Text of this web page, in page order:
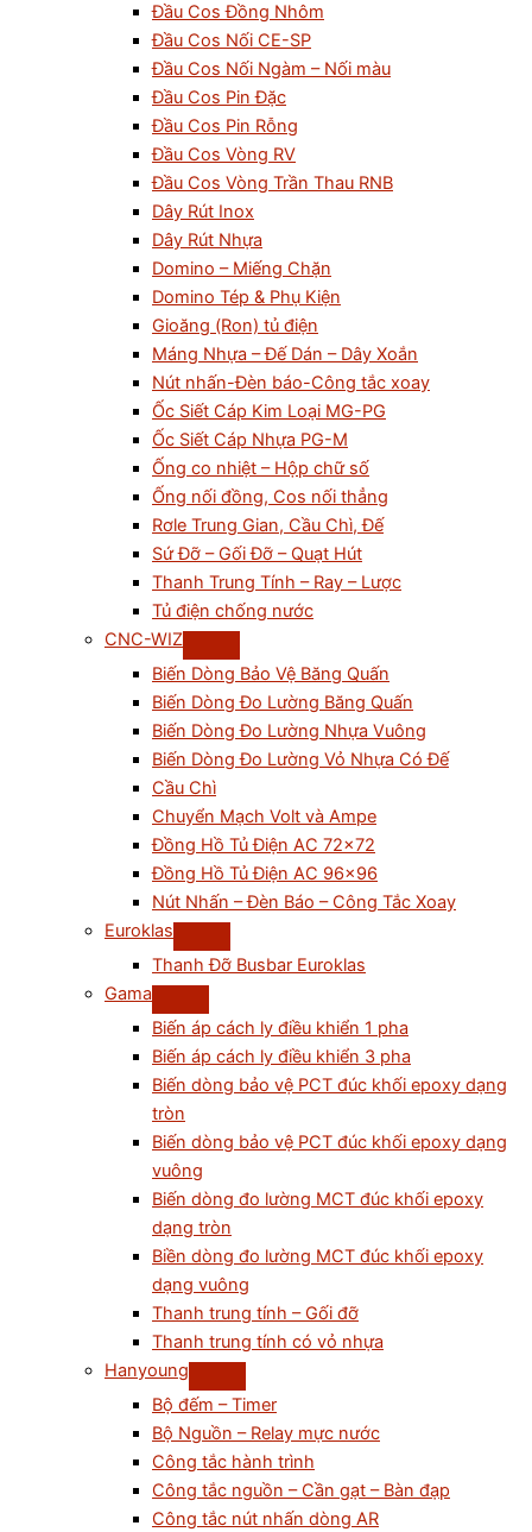
Đầu Cos Đồng Nhôm
Đầu Cos Nối CE-SP
Đầu Cos Nối Ngàm – Nối màu
Đầu Cos Pin Đặc
Đầu Cos Pin Rỗng
Đầu Cos Vòng RV
Đầu Cos Vòng Trần Thau RNB
Dây Rút Inox
Dây Rút Nhựa
Domino – Miếng Chặn
Domino Tép & Phụ Kiện
Gioăng (Ron) tủ điện
Máng Nhựa – Đế Dán – Dây Xoắn
Nút nhấn-Đèn báo-Công tắc xoay
Ốc Siết Cáp Kim Loại MG-PG
Ốc Siết Cáp Nhựa PG-M
Ống co nhiệt – Hộp chữ số
Ống nối đồng, Cos nối thẳng
Rơle Trung Gian, Cầu Chì, Đế
Sứ Đỡ – Gối Đỡ – Quạt Hút
Thanh Trung Tính – Ray – Lược
Tủ điện chống nước
CNC-WIZ
Biến Dòng Bảo Vệ Băng Quấn
Biến Dòng Đo Lường Băng Quấn
Biến Dòng Đo Lường Nhựa Vuông
Biến Dòng Đo Lường Vỏ Nhựa Có Đế
Cầu Chì
Chuyển Mạch Volt và Ampe
Đồng Hồ Tủ Điện AC 72×72
Đồng Hồ Tủ Điện AC 96×96
Nút Nhấn – Đèn Báo – Công Tắc Xoay
Euroklas
Thanh Đỡ Busbar Euroklas
Gama
Biến áp cách ly điều khiển 1 pha
Biến áp cách ly điều khiển 3 pha
Biến dòng bảo vệ PCT đúc khối epoxy dạng
tròn
Biến dòng bảo vệ PCT đúc khối epoxy dạng
vuông
Biến dòng đo lường MCT đúc khối epoxy
dạng tròn
Biền dòng đo lường MCT đúc khối epoxy
dạng vuông
Thanh trung tính – Gối đỡ
Thanh trung tính có vỏ nhựa
Hanyoung
Bộ đếm – Timer
Bộ Nguồn – Relay mực nước
Công tắc hành trình
Công tắc nguồn – Cần gạt – Bàn đạp
Công tắc nút nhấn dòng AR